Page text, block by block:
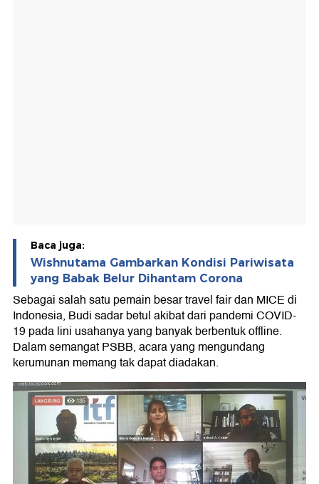
Baca juga:
Wishnutama Gambarkan Kondisi Pariwisata
yang Babak Belur Dihantam Corona
Sebagai salah satu pemain besar travel fair dan MICE di
Indonesia, Budi sadar betul akibat dari pandemi COVID-
19 pada lini usahanya yang banyak berbentuk offline.
Dalam semangat PSBB, acara yang mengundang
kerumunan memang tak dapat diadakan.